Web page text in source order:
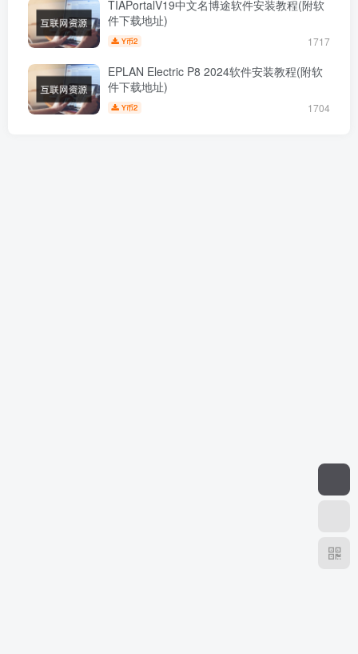
TIAPortalV19中文名博途软件安装教程(附软
件下载地址)
Y币2 1717
EPLAN Electric P8 2024软件安装教程(附软
件下载地址)
Y币2 1704